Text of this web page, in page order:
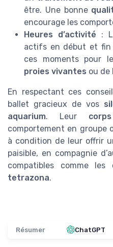
être. Une bonne
encourage les
Heures d’activité :
actifs en début et fin
ces moments pour
proies vivantes ou de
En respectant ces
ballet gracieux de vos
aquarium. Leur
comportement en groupe
à condition de leur offrir
paisible, en compagnie
compatibles comme les
tetrazona.
Résumer ChatGPT